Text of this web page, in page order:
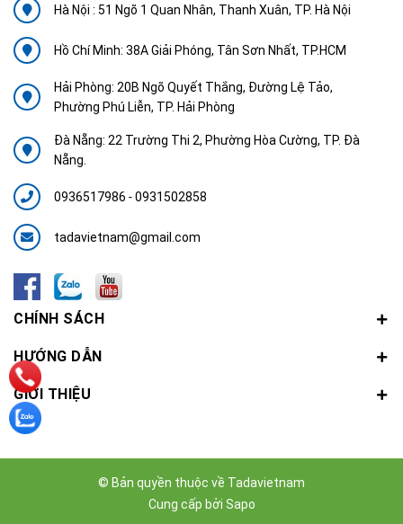
Hà Nội : 51 Ngõ 1 Quan Nhân, Thanh Xuân, TP. Hà Nội
Hồ Chí Minh: 38A Giải Phóng, Tân Sơn Nhất, TP.HCM
Hải Phòng: 20B Ngõ Quyết Thắng, Đường Lệ Tảo,
Phường Phú Liễn, TP. Hải Phòng
Đà Nẵng: 22 Trường Thi 2, Phường Hòa Cường, TP. Đà
Nẵng.
0936517986 -0931502858
tadavietnam@gmail.com
CHÍNH SÁCH
HƯỚNG DẪN
GIỚI THIỆU
© Bản quyền thuộc về Tadavietnam
Cung cấp bởi Sapo